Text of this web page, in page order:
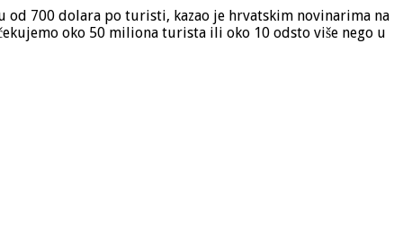
700 dolara po turisti, kazao je hrvatskim novinarima na
oko 50 miliona turista ili oko 10 odsto više nego u